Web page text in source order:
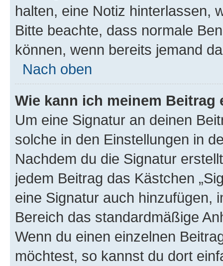
halten, eine Notiz hinterlassen,
Bitte beachte, dass normale
können, wenn bereits jemand
Nach oben
Wie kann ich meinem
Um eine Signatur an deinen
solche in den Einstellungen in
Nachdem du die Signatur
jedem Beitrag das Kästchen
eine Signatur auch hinzufügen,
Bereich das standardmäßige
Wenn du einen einzelnen
möchtest, so kannst du dort